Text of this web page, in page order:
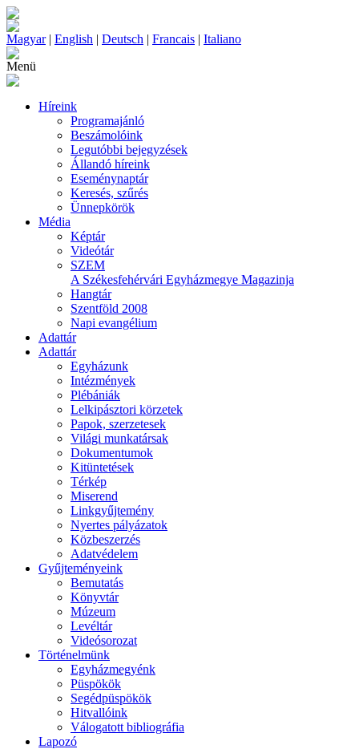
Magyar| English | Deutsch | Francais | Italiano
Menü
Híreink
Programajánló
Beszámolóink
Legutóbbi bejegyzések
Állandó híreink
Eseménynaptár
Keresés, szűrés
Ünnepkörök
Média
Képtár
Videótár
SZEM
A Székesfehérvári Egyházmegye Magazinja
Hangtár
Szentföld 2008
Napi evangélium
Adattár
Adattár
Egyházunk
Intézmények
Plébániák
Lelkipásztori körzetek
Papok, szerzetesek
Világi munkatársak
Dokumentumok
Kitüntetések
Térkép
Miserend
Linkgyűjtemény
Nyertes pályázatok
Közbeszerzés
Adatvédelem
Gyűjteményeink
Bemutatás
Könyvtár
Múzeum
Levéltár
Videósorozat
Történelmünk
Egyházmegyénk
Püspökök
Segédpüspökök
Hitvallóink
Válogatott bibliográfia
Lapozó